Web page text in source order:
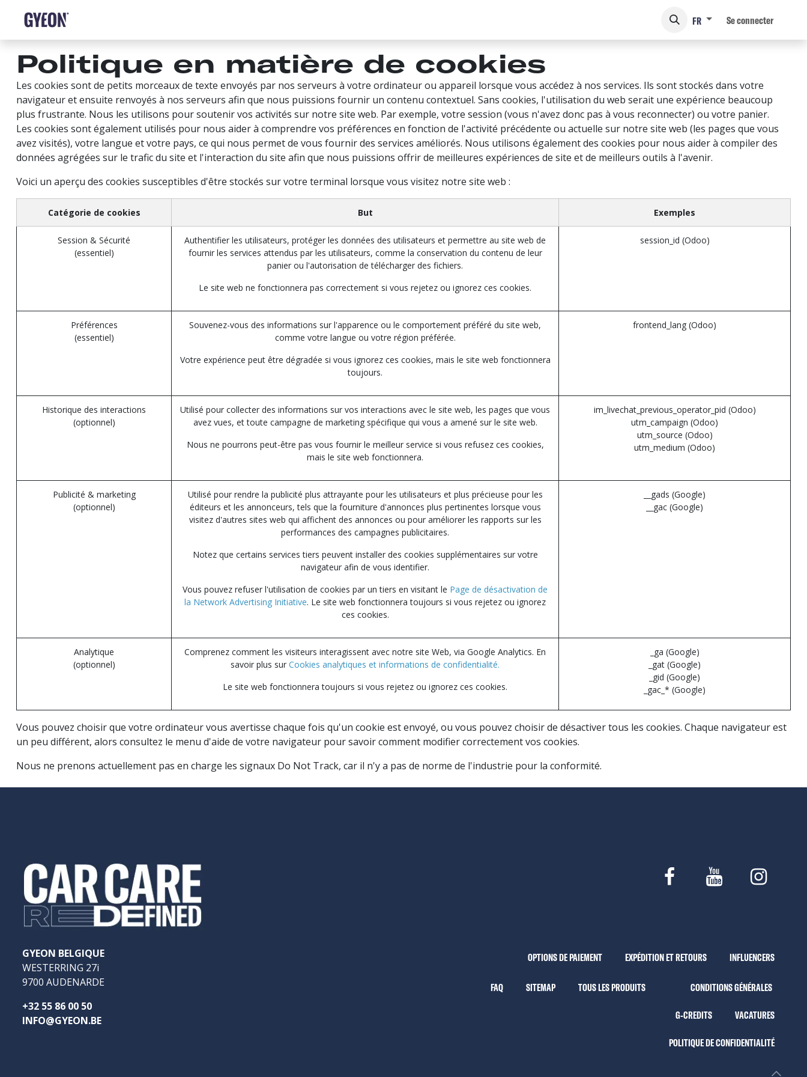
FR Se connecter
Politique en matière de cookies
Les cookies sont de petits morceaux de texte envoyés par nos serveurs à votre ordinateur ou appareil lorsque vous accédez à nos services. Ils sont stockés dans votre
navigateur et ensuite renvoyés à nos serveurs afin que nous puissions fournir un contenu contextuel. Sans cookies, l'utilisation du web serait une expérience beaucoup
plus frustrante. Nous les utilisons pour soutenir vos activités sur notre site web. Par exemple, votre session (vous n'avez donc pas à vous reconnecter) ou votre panier.
Les cookies sont également utilisés pour nous aider à comprendre vos préférences en fonction de l'activité précédente ou actuelle sur notre site web (les pages que vous
avez visités), votre langue et votre pays, ce qui nous permet de vous fournir des services améliorés. Nous utilisons également des cookies pour nous aider à compiler des
données agrégées sur le trafic du site et l'interaction du site afin que nous puissions offrir de meilleures expériences de site et de meilleurs outils à l'avenir.
Voici un aperçu des cookies susceptibles d'être stockés sur votre terminal lorsque vous visitez notre site web :
Catégorie de cookies But Exemples
Session & Sécurité
(essentiel)
Authentifier les utilisateurs, protéger les données des utilisateurs et permettre au site web de
fournir les services attendus par les utilisateurs, comme la conservation du contenu de leur
panier ou l'autorisation de télécharger des fichiers.
Le site web ne fonctionnera pas correctement si vous rejetez ou ignorez ces cookies.
session_id (Odoo)
Préférences
(essentiel)
Souvenez-vous des informations sur l'apparence ou le comportement préféré du site web,
comme votre langue ou votre région préférée.
Votre expérience peut être dégradée si vous ignorez ces cookies, mais le site web fonctionnera
toujours.
frontend_lang (Odoo)
Historique des interactions
(optionnel)
Utilisé pour collecter des informations sur vos interactions avec le site web, les pages que vous
avez vues, et toute campagne de marketing spécifique qui vous a amené sur le site web.
Nous ne pourrons peut-être pas vous fournir le meilleur service si vous refusez ces cookies,
mais le site web fonctionnera.
im_livechat_previous_operator_pid (Odoo)
utm_campaign (Odoo)
utm_source (Odoo)
utm_medium (Odoo)
Publicité & marketing
(optionnel)
Utilisé pour rendre la publicité plus attrayante pour les utilisateurs et plus précieuse pour les
éditeurs et les annonceurs, tels que la fourniture d'annonces plus pertinentes lorsque vous
visitez d'autres sites web qui affichent des annonces ou pour améliorer les rapports sur les
performances des campagnes publicitaires.
Notez que certains services tiers peuvent installer des cookies supplémentaires sur votre
navigateur afin de vous identifier.
Vous pouvez refuser l'utilisation de cookies par un tiers en visitant le Page de désactivation de
la Network Advertising Initiative. Le site web fonctionnera toujours si vous rejetez ou ignorez
ces cookies.
__gads (Google)
__gac (Google)
Analytique
(optionnel)
Comprenez comment les visiteurs interagissent avec notre site Web, via Google Analytics. En
savoir plus sur Cookies analytiques et informations de confidentialité.
Le site web fonctionnera toujours si vous rejetez ou ignorez ces cookies.
_ga (Google)
_gat (Google)
_gid (Google)
_gac_* (Google)
Vous pouvez choisir que votre ordinateur vous avertisse chaque fois qu'un cookie est envoyé, ou vous pouvez choisir de désactiver tous les cookies. Chaque navigateur est
un peu différent, alors consultez le menu d'aide de votre navigateur pour savoir comment modifier correctement vos cookies.
Nous ne prenons actuellement pas en charge les signaux Do Not Track, car il n'y a pas de norme de l'industrie pour la conformité.
GYEON BELGIQUE
WESTERRING 27i
9700 AUDENARDE
+32 55 86 00 50
INFO@GYEON.BE
CONDITIONS GÉNÉRALES
G-CREDITS VACATURES
POLITIQUE DE CONFIDENTIALITÉ
FAQ SITEMAP TOUS LES PRODUITS
OPTIONS DE PAIEMENT EXPÉDITION ET RETOURS INFLUENCERS